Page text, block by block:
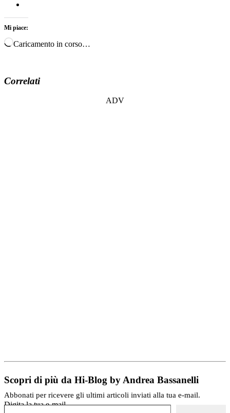
Mi piace:
Caricamento in corso…
Correlati
ADV
Scopri di più da Hi-Blog by Andrea Bassanelli
Abbonati per ricevere gli ultimi articoli inviati alla tua e-mail.
Digita la tua e-mail...